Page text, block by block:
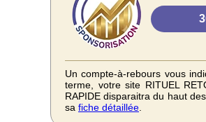
Un compte-à-rebours vous
terme, votre site RITUEL
RAPIDE disparaitra du haut
sa fiche détaillée